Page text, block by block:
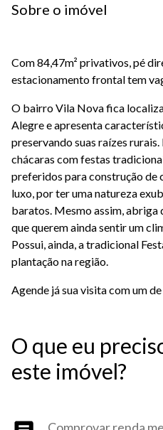
Sobre o imóvel
Com 84,47m² privativos, pé
estacionamento frontal tem
O bairro Vila Nova fica
Alegre e apresenta
preservando suas raízes
chácaras com festas
preferidos para construção de
luxo, por ter uma natureza
baratos. Mesmo assim,
que querem ainda sentir um
Possui, ainda, a tradicional
plantação na região.
Agende já sua visita com um
O que eu
este imóvel?